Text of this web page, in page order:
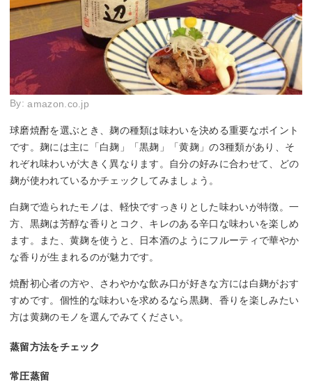
By:amazon.co.jp
球磨焼酎を選ぶとき、麹の種類は味わいを決める重要なポイント
です。麹には主に「白麹」「黒麹」「黄麹」の3種類があり、そ
れぞれ味わいが大きく異なります。自分の好みに合わせて、どの
麹が使われているかチェックしてみましょう。
白麹で造られたモノは、軽快ですっきりとした味わいが特徴。一
方、黒麹は芳醇な香りとコク、キレのある辛口な味わいを楽しめ
ます。また、黄麹を使うと、日本酒のようにフルーティで華やか
な香りが生まれるのが魅力です。
焼酎初心者の方や、さわやかな飲み口が好きな方には白麹がおす
すめです。個性的な味わいを求めるなら黒麹、香りを楽しみたい
方は黄麹のモノを選んでみてください。
蒸留方法をチェック
常圧蒸留